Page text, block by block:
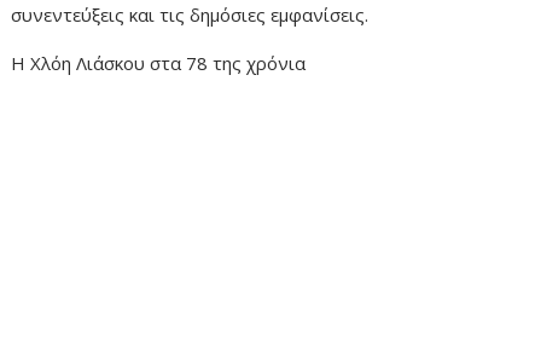
συνεντεύξεις και τις δημόσιες εμφανίσεις.
Η Χλόη Λιάσκου στα 78 της χρόνια